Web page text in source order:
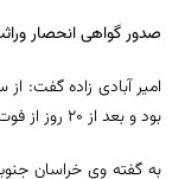
صدور گواهی انحصار
امیر آبادی زاده گفت:
بود و بعد از ۲۰ روز از فوت، گواهی مورد نظر برای دستگاه‌های مربوط ارسال می‌شود.